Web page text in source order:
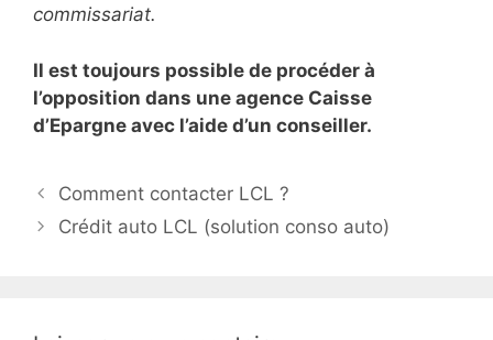
commissariat.
Il est toujours possible de procéder à
l’opposition dans une agence Caisse
d’Epargne avec l’aide d’un conseiller.
N
a
Comment contacter LCL ?
Crédit auto LCL (solution conso auto)